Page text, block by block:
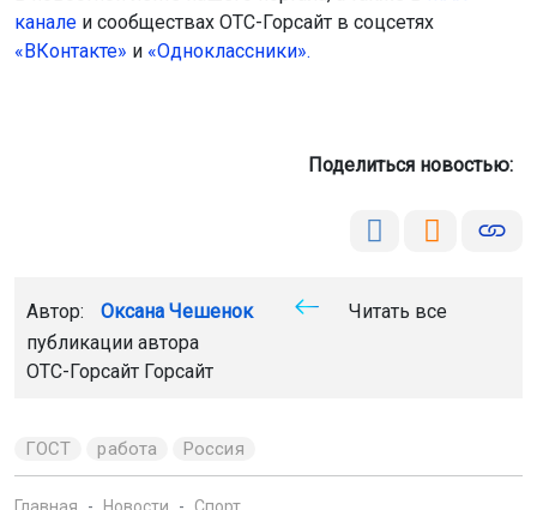
Новосибирские команды
турнире по киберспорту
Ученики и студенты из Новосибирской области
выиграли две золотые, две серебряные и одну
по компьютерному спорту «Кубок достижений».